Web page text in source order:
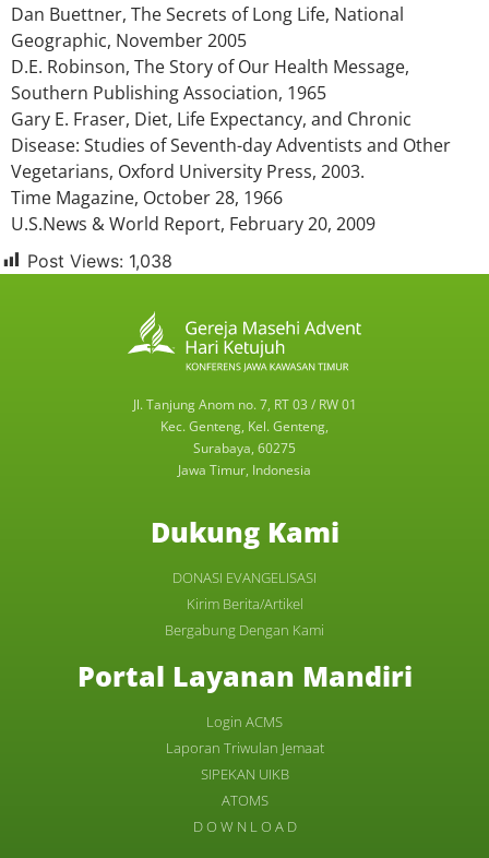
Dan Buettner, The Secrets of Long Life, National
Geographic, November 2005
D.E. Robinson, The Story of Our Health Message,
Southern Publishing Association, 1965
Gary E. Fraser, Diet, Life Expectancy, and Chronic
Disease: Studies of Seventh-day Adventists and Other
Vegetarians, Oxford University Press, 2003.
Time Magazine, October 28, 1966
U.S.News & World Report, February 20, 2009
Post Views: 1,038
Jl. Tanjung Anom no. 7, RT 03 / RW 01
Kec. Genteng, Kel. Genteng,
Surabaya, 60275
Jawa Timur, Indonesia
Dukung Kami
DONASI EVANGELISASI
Kirim Berita/Artikel
Bergabung Dengan Kami
Portal Layanan Mandiri
Login ACMS
Laporan Triwulan Jemaat
SIPEKAN UIKB
ATOMS
D O W N L O A D